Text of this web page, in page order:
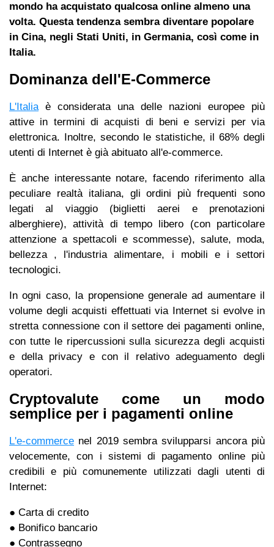
mondo ha acquistato qualcosa online almeno una
volta. Questa tendenza sembra diventare popolare
in Cina, negli Stati Uniti, in Germania, così come in
Italia.
Dominanza dell'E-Commerce
L'Italiaè considerata una delle nazioni europee più
attive in termini di acquisti di beni e servizi per via
elettronica. Inoltre, secondo le statistiche, il 68% degli
utenti di Internet è già abituato all'e-commerce.
È anche interessante notare, facendo riferimento alla
peculiare realtà italiana, gli ordini più frequenti sono
legati al viaggio (biglietti aerei e prenotazioni
alberghiere), attività di tempo libero (con particolare
attenzione a spettacoli e scommesse), salute, moda,
bellezza , l'industria alimentare, i mobili e i settori
tecnologici.
In ogni caso, la propensione generale ad aumentare il
volume degli acquisti effettuati via Internet si evolve in
stretta connessione con il settore dei pagamenti online,
con tutte le ripercussioni sulla sicurezza degli acquisti
e della privacy e con il relativo adeguamento degli
operatori.
Cryptovalute come un modo
semplice per i pagamenti online
L'e-commerce nel 2019 sembra svilupparsi ancora più
velocemente, con i sistemi di pagamento online più
credibili e più comunemente utilizzati dagli utenti di
Internet:
● Carta di credito
● Bonifico bancario
● Contrassegno